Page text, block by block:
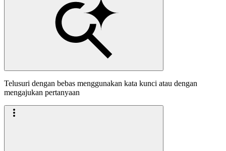
Telusuri dengan bebas menggunakan kata kunci atau dengan
mengajukan pertanyaan